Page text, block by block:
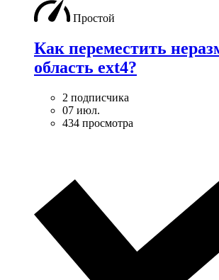
Простой
Как переместить
область ext4?
2 подписчика
07 июл.
434 просмотра